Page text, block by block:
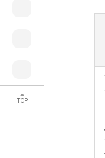
TOP